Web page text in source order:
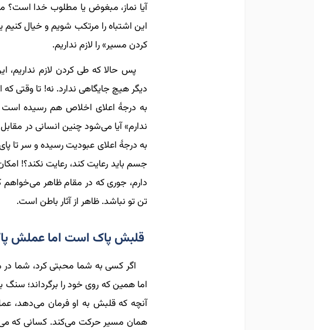
آیا نماز، مبغوض یا مطلوب خدا
این اشتباه را مرتکب شویم و خیال
کردن مسیر» را لازم نداریم.
پس حالا که طی کردن لازم نداریم،
دیگر هیچ جایگاهی ندارد. نه! تا وقتی
به درجۀ اعلای اخلاص هم رسیده است
ندارم» آیا می‌شود چنین انسانی در
به درجۀ اعلای عبودیت رسیده و سر تا
جسم باید رعایت کند، رعایت نکند؟!
دارم، جوری که در مقام ظاهر می‌خواهم
تن تو نباشد. ظاهر از آثار باطن است.
قلبش پاک است اما عملش
اگر کسی به شما محبتی کرد، شما
اما همین که روی خود را برگرداند؛
آنچه که قلبش به او فرمان می‌دهد،
همان مسیر حرکت می‌کند. کسانی که